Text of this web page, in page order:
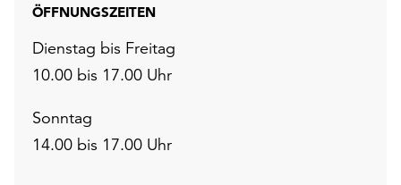
ÖFFNUNGSZEITEN
Dienstag bis Freitag
10.00 bis 17.00 Uhr
Sonntag
14.00 bis 17.00 Uhr